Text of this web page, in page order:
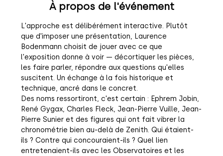
À propos de l'événement
L'approche est délibérément interactive. Plutôt
que d'imposer une présentation, Laurence
Bodenmann choisit de jouer avec ce que
l'exposition donne à voir — décortiquer les pièces,
les faire parler, répondre aux questions qu'elles
suscitent. Un échange à la fois historique et
technique, ancré dans le concret.
Des noms ressortiront, c'est certain : Ephrem Jobin,
René Gygax, Charles Fleck, Jean-Pierre Vuille, Jean-
Pierre Sunier et des figures qui ont fait vibrer la
chronométrie bien au-delà de Zenith. Qui étaient-
ils ? Contre qui concouraient-ils ? Quel lien
entretenaient-ils avec les Observatoires et les